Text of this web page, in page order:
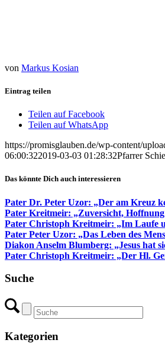
von Markus Kosian
Eintrag teilen
Teilen auf Facebook
Teilen auf WhatsApp
https://promisglauben.de/wp-content/
06:00:322019-03-03 01:28:32Pfarrer
Das könnte Dich auch interessieren
Pater Dr. Peter Uzor: „Der am Kreuz
Pater Kreitmeir: „Zuversicht,
Pater Christoph Kreitmeir: „Im Laufe
Pater Peter Uzor: „Das Leben des
Diakon Anselm Blumberg: „Jesus hat
Pater Christoph Kreitmeir: „Der Hl.
Suche
Kategorien